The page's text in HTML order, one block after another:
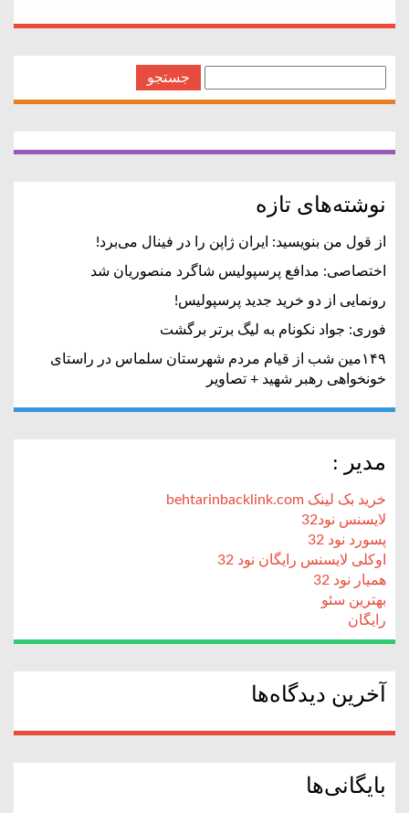
نوشته‌های تازه
از قول من بنویسید: ایران ژاپن را در فینال می‌برد!
اختصاصی: مدافع پرسپولیس شاگرد منصوریان شد
رونمایی از دو خرید جدید پرسپولیس!
فوری: جواد نکونام به لیگ برتر برگشت
۱۴۹مین شب از قیام مردم شهرستان سلماس در راستای
خونخواهی رهبر شهید + تصاویر
مدیر :
خرید بک لینک behtarinbacklink.com
لایسنس نود32
پسورد نود 32
اوکلی لایسنس رایگان نود 32
همیار نود 32
بهترین سئو
رایگان
آخرین دیدگاه‌ها
بایگانی‌ها